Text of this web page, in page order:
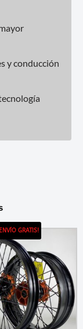
y conducción
GRATIS!